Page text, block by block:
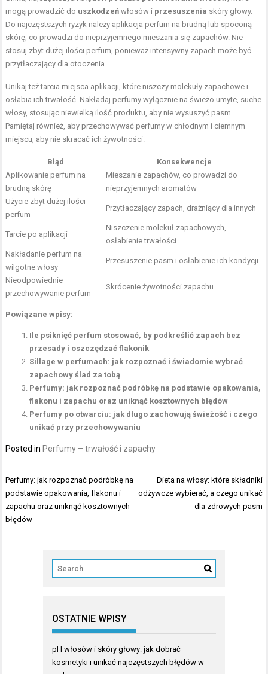
mogą prowadzić do uszkodzeń włosów i przesuszenia skóry głowy.
Do najczęstszych ryzyk należy aplikacja perfum na brudną lub spoconą
skórę, co prowadzi do nieprzyjemnego mieszania się zapachów. Nie
stosuj zbyt dużej ilości perfum, ponieważ intensywny zapach może być
przytłaczający dla otoczenia.
Unikaj też tarcia miejsca aplikacji, które niszczy molekuły zapachowe i
osłabia ich trwałość. Nakładaj perfumy wyłącznie na świeżo umyte, suche
włosy, stosując niewielką ilość produktu, aby nie wysuszyć pasm.
Pamiętaj również, aby przechowywać perfumy w chłodnym i ciemnym
miejscu, aby nie skracać ich żywotności.
Błąd
Konsekwencje
Aplikowanie perfum na
brudną skórę
Mieszanie zapachów, co prowadzi do
nieprzyjemnych aromatów
Użycie zbyt dużej ilości
perfum
Przytłaczający zapach, drażniący dla innych
Tarcie po aplikacji
Niszczenie molekuł zapachowych,
osłabienie trwałości
Nakładanie perfum na
wilgotne włosy
Przesuszenie pasm i osłabienie ich kondycji
Nieodpowiednie
przechowywanie perfum
Skrócenie żywotności zapachu
Powiązane wpisy:
Ile psiknięć perfum stosować, by podkreślić zapach bez
przesady i oszczędzać flakonik
Sillage w perfumach: jak rozpoznać i świadomie wybrać
zapachowy ślad za tobą
Perfumy: jak rozpoznać podróbkę na podstawie opakowania,
flakonu i zapachu oraz uniknąć kosztownych błędów
Perfumy po otwarciu: jak długo zachowują świeżość i czego
unikać przy przechowywaniu
Posted in Perfumy – trwałość i zapachy
Nawigacja
wpisu
Perfumy: jak rozpoznać podróbkę na
podstawie opakowania, flakonu i
zapachu oraz uniknąć kosztownych
błędów
Dieta na włosy: które składniki
odżywcze wybierać, a czego unikać
dla zdrowych pasm
OSTATNIE WPISY
pH włosów i skóry głowy: jak dobrać
kosmetyki i unikać najczęstszych błędów w